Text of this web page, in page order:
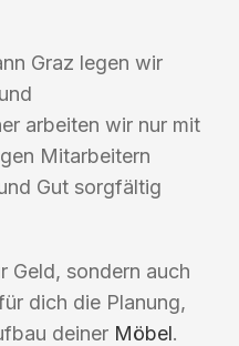
Graz legen wir
arbeiten wir nur mit
Mitarbeitern
Gut sorgfältig
Geld, sondern auch
dich die Planung,
deiner Möbel.